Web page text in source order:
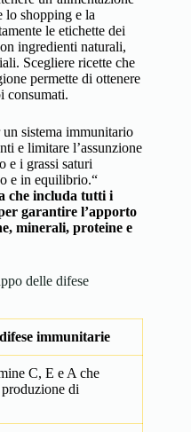
lo shopping e la
le etichette dei
ingredienti naturali,
Scegliere ricette che
permette di ottenere
consumati.
un sistema immunitario
e limitare l’assunzione
e i grassi saturi
e in equilibrio.“
che includa tutti i
garantire l’apporto
minerali, proteine e
delle difese
immunitarie
C, E e A che
di